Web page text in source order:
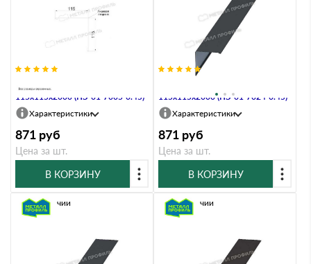
115х115х2000 (ПЭ-01-7005-0.45)
Характеристики
871 руб
Цена за шт.
В КОРЗИНУ
115х115х2000 (ПЭ-01-7024-0.45)
Характеристики
871 руб
Цена за шт.
В КОРЗИНУ
В наличии В наличии